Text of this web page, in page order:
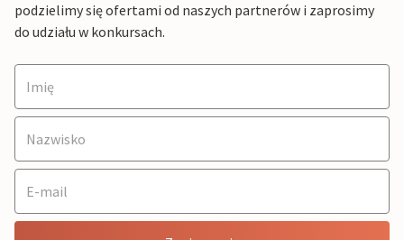
podzielimy się ofertami od naszych partnerów i zaprosimy
do udziału w konkursach.